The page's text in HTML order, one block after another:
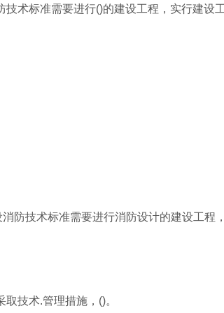
术标准需要进行()的建设工程，实行建设
防技术标准需要进行消防设计的建设工程
技术.管理措施，()。